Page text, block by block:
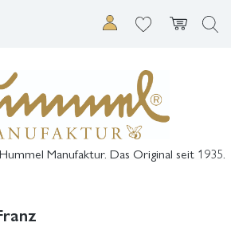
Manufaktur. Das Original seit 1935.